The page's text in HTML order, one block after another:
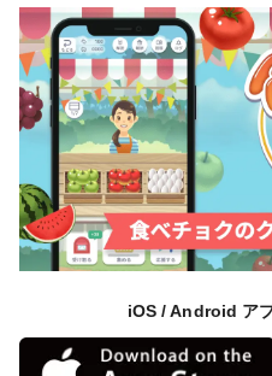
iOS / Android ア